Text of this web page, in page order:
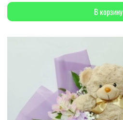
В корзину